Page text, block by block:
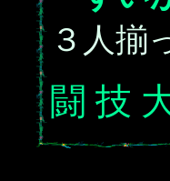
３人揃
闘 技